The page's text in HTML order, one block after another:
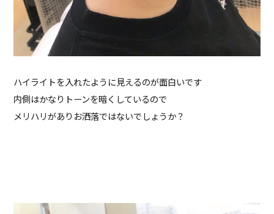
ハイライトを入れたように見えるのが面白いです
内側はかなりトーンを暗くしているので
メリハリがありお洒落ではないでしょうか？